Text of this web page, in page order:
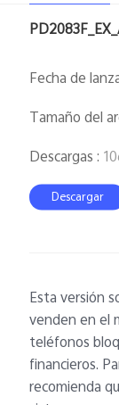
Fecha de
Tamaño del
Descargas :
Descargar
Esta versión
venden en el
teléfonos
financieros.
recomienda